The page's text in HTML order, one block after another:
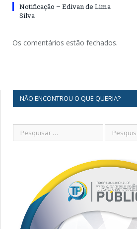
Notificação – Edivan de Lima
Silva
Os comentários estão fechados.
NÃO ENCONTROU O QUE QUERIA?